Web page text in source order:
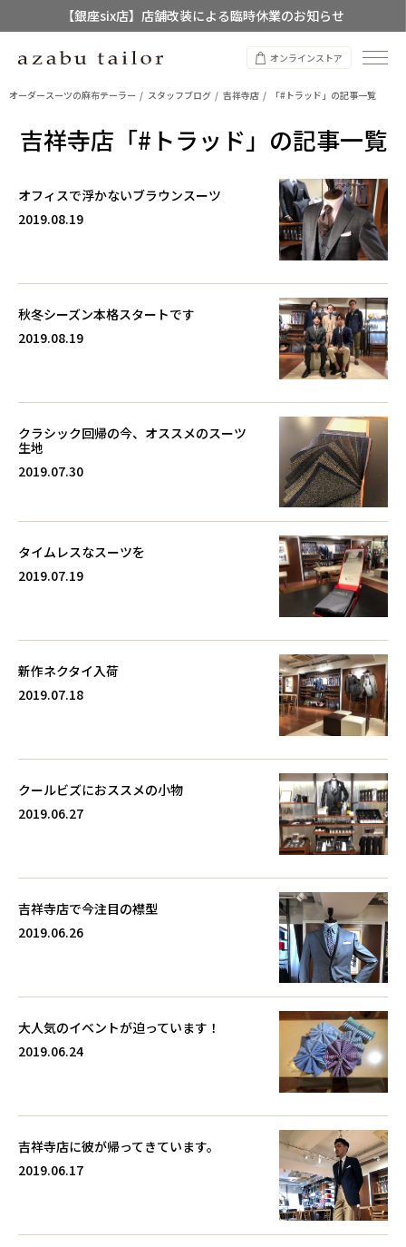
【銀座six店】店舗改装による臨時休業のお知らせ
【店舗限定】レディースオーダースーツ
オンラインストア
オーダースーツの麻布テーラー スタッフブログ 吉祥寺店 「#トラッド」の記事一覧
吉祥寺店「#トラッド」の記事一覧
オフィスで浮かないブラウンスーツ
2019.08.19
秋冬シーズン本格スタートです
2019.08.19
クラシック回帰の今、オススメのスーツ
生地
2019.07.30
タイムレスなスーツを
2019.07.19
新作ネクタイ入荷
2019.07.18
クールビズにおススメの小物
2019.06.27
吉祥寺店で今注目の襟型
2019.06.26
大人気のイベントが迫っています！
2019.06.24
吉祥寺店に彼が帰ってきています。
2019.06.17